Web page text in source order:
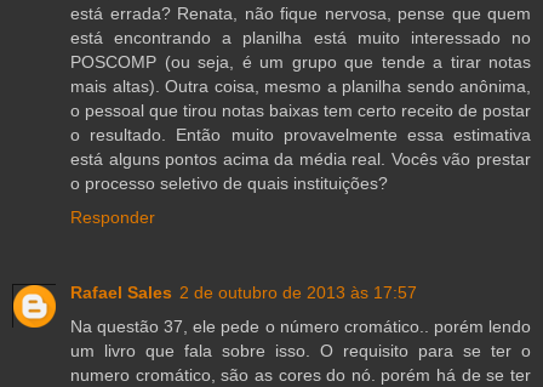
está errada? Renata, não fique nervosa, pense que quem
está encontrando a planilha está muito interessado no
POSCOMP (ou seja, é um grupo que tende a tirar notas
mais altas). Outra coisa, mesmo a planilha sendo anônima,
o pessoal que tirou notas baixas tem certo receito de postar
o resultado. Então muito provavelmente essa estimativa
está alguns pontos acima da média real. Vocês vão prestar
o processo seletivo de quais instituições?
Responder
Rafael Sales 2 de outubro de 2013 às 17:57
Na questão 37, ele pede o número cromático.. porém lendo
um livro que fala sobre isso. O requisito para se ter o
numero cromático, são as cores do nó. porém há de se ter